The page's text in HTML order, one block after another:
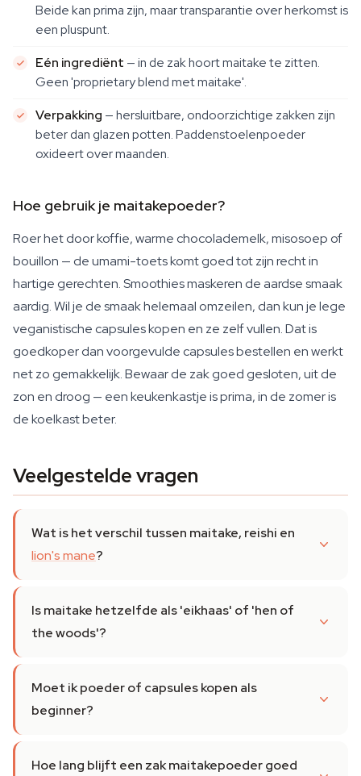
Beide kan prima zijn, maar transparantie over herkomst is
een pluspunt.
Eén ingrediënt — in de zak hoort maitake te zitten.
Geen 'proprietary blend met maitake'.
Verpakking — hersluitbare, ondoorzichtige zakken zijn
beter dan glazen potten. Paddenstoelenpoeder
oxideert over maanden.
Hoe gebruik je maitakepoeder?
Roer het door koffie, warme chocolademelk, misosoep of
bouillon — de umami-toets komt goed tot zijn recht in
hartige gerechten. Smoothies maskeren de aardse smaak
aardig. Wil je de smaak helemaal omzeilen, dan kun je lege
veganistische capsules kopen en ze zelf vullen. Dat is
goedkoper dan voorgevulde capsules bestellen en werkt
net zo gemakkelijk. Bewaar de zak goed gesloten, uit de
zon en droog — een keukenkastje is prima, in de zomer is
de koelkast beter.
Veelgestelde vragen
Wat is het verschil tussen maitake, reishi en
lion's mane?
Is maitake hetzelfde als 'eikhaas' of 'hen of
the woods'?
Moet ik poeder of capsules kopen als
beginner?
Hoe lang blijft een zak maitakepoeder goed